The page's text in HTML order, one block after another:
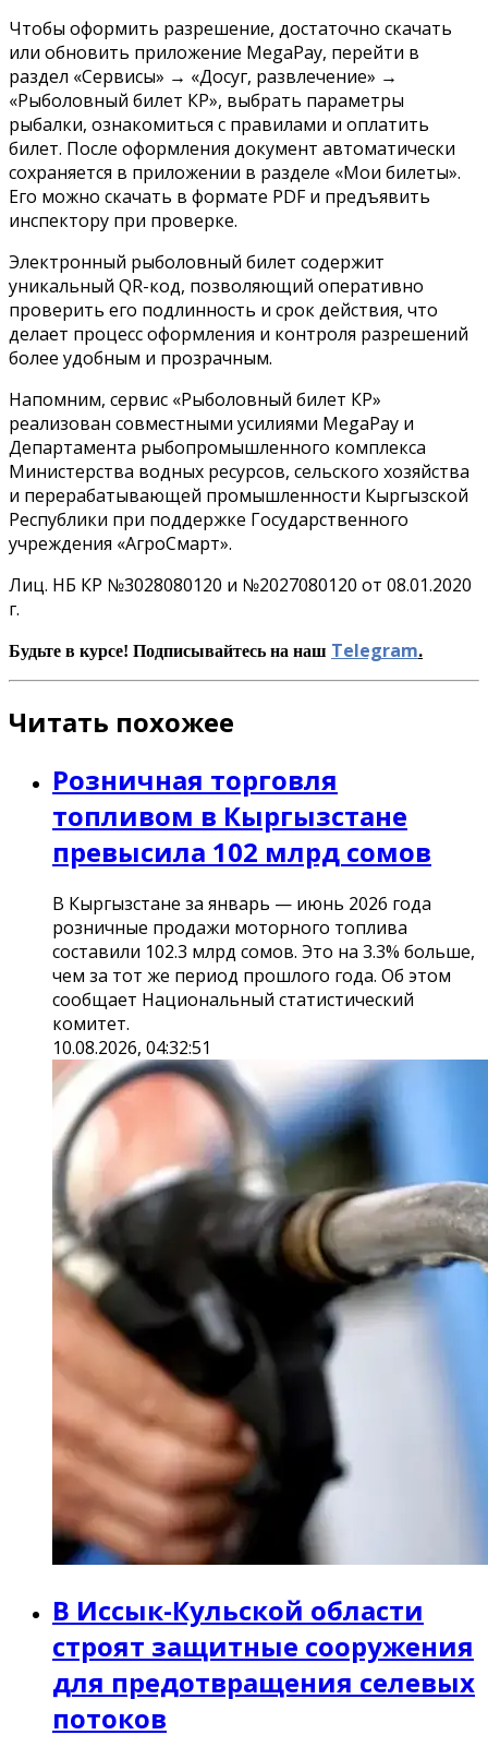
Чтобы оформить разрешение, достаточно скачать
или обновить приложение MegaPay, перейти в
раздел «Сервисы» → «Досуг, развлечение» →
«Рыболовный билет КР», выбрать параметры
рыбалки, ознакомиться с правилами и оплатить
билет. После оформления документ автоматически
сохраняется в приложении в разделе «Мои билеты».
Его можно скачать в формате PDF и предъявить
инспектору при проверке.
Электронный рыболовный билет содержит
уникальный QR-код, позволяющий оперативно
проверить его подлинность и срок действия, что
делает процесс оформления и контроля разрешений
более удобным и прозрачным.
Напомним, сервис «Рыболовный билет КР»
реализован совместными усилиями MegaPay и
Департамента рыбопромышленного комплекса
Министерства водных ресурсов, сельского хозяйства
и перерабатывающей промышленности Кыргызской
Республики при поддержке Государственного
учреждения «АгроСмарт».
Лиц. НБ КР №3028080120 и №2027080120 от 08.01.2020
г.
Будьте в курсе! Подписывайтесь на наш Telegram.
Читать похожее
Розничная торговля
топливом в Кыргызстане
превысила 102 млрд сомов
В Кыргызстане за январь — июнь 2026 года
розничные продажи моторного топлива
составили 102.3 млрд сомов. Это на 3.3% больше,
чем за тот же период прошлого года. Об этом
сообщает Национальный статистический
комитет.
10.08.2026, 04:32:51
В Иссык-Кульской области
строят защитные сооружения
для предотвращения селевых
потоков